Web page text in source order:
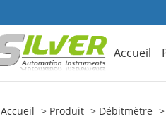
Accueil
Accueil Produit Débitmètre